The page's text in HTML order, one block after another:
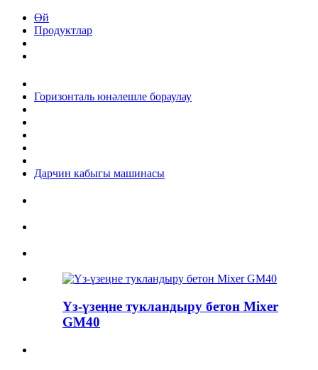
Өй
Продуктлар
Горизонталь юнәлешле бораулау
Дарчин кабыгы машинасы
Үз-үзеңне тукландыру бетон Mixer
GM40